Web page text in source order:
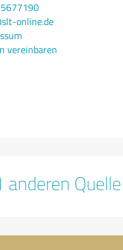
online.de
vereinbaren
Quelle